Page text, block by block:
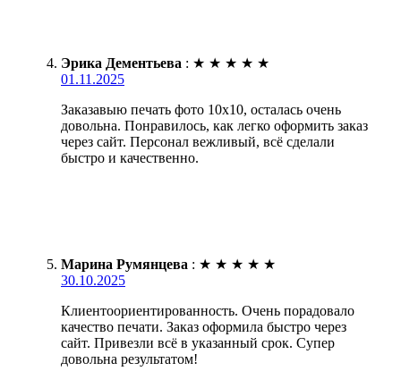
Эрика Дементьева : ★ ★ ★ ★ ★
01.11.2025
Заказавыю печать фото 10х10, осталась очень
довольна. Понравилось, как легко оформить заказ
через сайт. Персонал вежливый, всё сделали
быстро и качественно.
Марина Румянцева : ★ ★ ★ ★ ★
30.10.2025
Клиентоориентированность. Очень порадовало
качество печати. Заказ оформила быстро через
сайт. Привезли всё в указанный срок. Супер
довольна результатом!